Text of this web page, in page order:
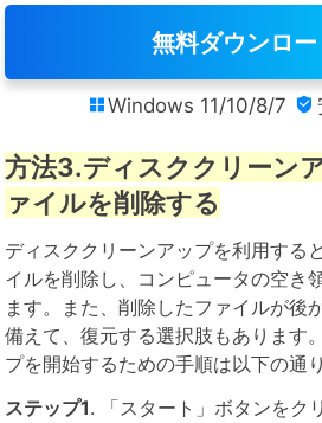
無料ダウンロー
 Windows 11/10/8/7 
方法3.ディスククリーン
ァイルを削除する
ディスククリーンアップを利用する
イルを削除し、コンピュータの空き
ます。また、削除したファイルが後
備えて、復元する選択肢もあります
プを開始するための手順は以下の通
ステップ1. 「スタート」ボタンをク